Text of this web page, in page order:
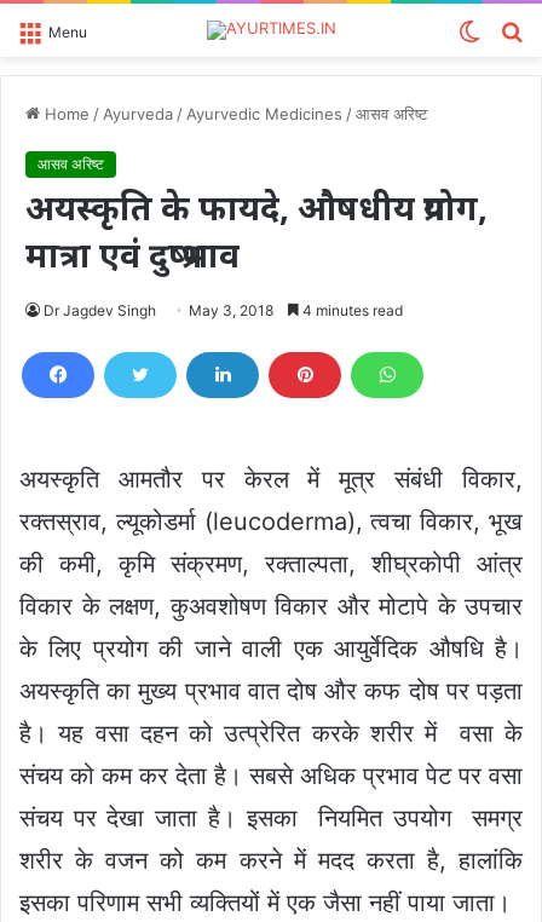
Menu
Switch
Home / Ayurveda / Ayurvedic Medicines /आसव अरिष्ट
आसव अरिष्ट
अयस्कृति के फायदे, औषधीय प्रयोग,
मात्रा एवं दुष्प्रभाव
Dr Jagdev Singh May 3, 2018 4 minutes read
अयस्कृति आमतौर पर केरल में मूत्र संबंधी विकार,
रक्तस्राव, ल्यूकोडर्मा (leucoderma), त्वचा विकार, भूख
की कमी, कृमि संक्रमण, रक्ताल्पता, शीघ्रकोपी आंत्र
विकार के लक्षण, कुअवशोषण विकार और मोटापे के उपचार
के लिए प्रयोग की जाने वाली एक आयुर्वेदिक औषधि है।
अयस्कृति का मुख्य प्रभाव वात दोष और कफ दोष पर पड़ता
है। यह वसा दहन को उत्प्रेरित करके शरीर में वसा के
संचय को कम कर देता है। सबसे अधिक प्रभाव पेट पर वसा
संचय पर देखा जाता है। इसका नियमित उपयोग समग्र
शरीर के वजन को कम करने में मदद करता है, हालांकि
इसका परिणाम सभी व्यक्तियों में एक जैसा नहीं पाया जाता।